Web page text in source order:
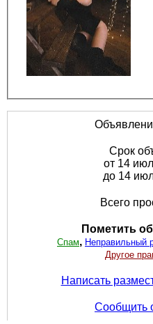
Срок
от 14
до 14
Всего
Пометить
Спам, Неправильный
Другое
Написать
Сообщить